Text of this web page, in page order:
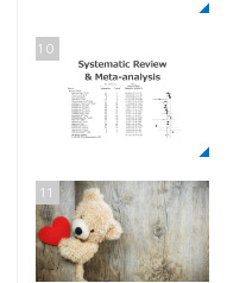
10
11